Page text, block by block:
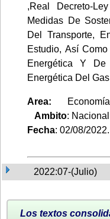
,Real Decreto-
Medidas De
Del Transporte,
Estudio, Así
Energética Y
Energética Del Gas
Area:
Ambito:
Fecha: 02/08/2022.
2022:07-(Julio)
Los textos